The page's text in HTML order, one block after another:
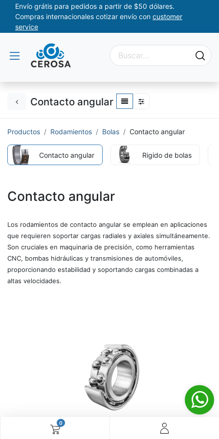
0
Envío grátis para pedidos a partir de $50 dólares.
Compras internacionales cotizar envío con customer
service
Contacto angular
Productos Rodamientos Bolas Contacto angular
Contacto angular Rigido de bolas
Contacto angular
Los rodamientos de contacto angular se emplean en aplicaciones
que requieren soportar cargas radiales y axiales simultáneamente.
Son cruciales en maquinaria de precisión, como herramientas
CNC, bombas hidráulicas y transmisiones de automóviles,
proporcionando estabilidad y soportando cargas combinadas a
altas velocidades.